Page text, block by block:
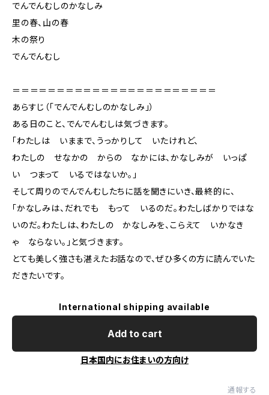
でんでんむしのかなしみ
里の春、山の春
木の祭り
でんでんむし
＝＝＝＝＝＝＝＝＝＝＝＝＝＝＝＝＝＝＝＝＝＝＝
あらすじ（「でんでんむしのかなしみ」）
ある日のこと、でんでんむしは気づきます。
「わたしは いままで、うっかりして いたけれど、
わたしの せなかの からの なかには、かなしみが いっぱ
い つまって いるではないか。」
そして周りのでんでんむしたちに話を聞きにいき、最終的に、
「かなしみは、だれでも もって いるのだ。わたしばかりではな
いのだ。わたしは、わたしの かなしみを、こらえて いかなき
ゃ ならない。」と気づきます。
とても美しく強さも湛えたお話なので、ぜひ多くの方に読んでいた
だきたいです。
International shipping available
Add to cart
日本国内にお住まいの方向け
通報する